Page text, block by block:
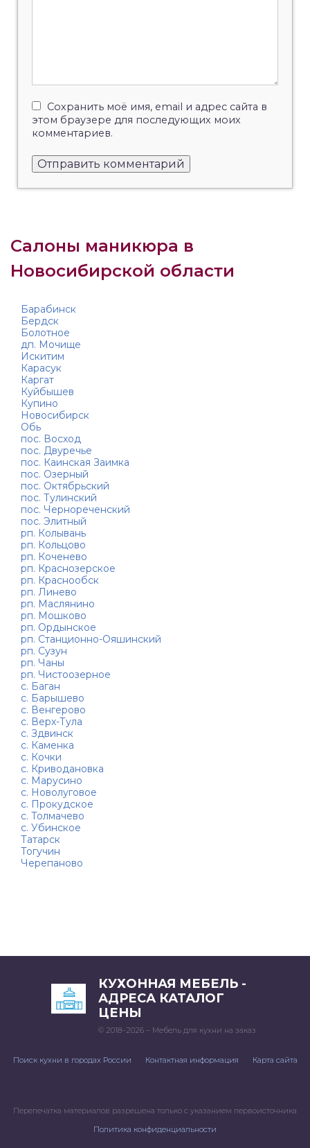
Сохранить моё имя, email и адрес сайта в
этом браузере для последующих моих
комментариев.
Салоны маникюра в
Новосибирской области
Барабинск
Бердск
Болотное
дп. Мочище
Искитим
Карасук
Каргат
Куйбышев
Купино
Новосибирск
Обь
пос. Восход
пос. Двуречье
пос. Каинская Заимка
пос. Озерный
пос. Октябрьский
пос. Тулинский
пос. Чернореченский
пос. Элитный
рп. Колывань
рп. Кольцово
рп. Коченево
рп. Краснозерское
рп. Краснообск
рп. Линево
рп. Маслянино
рп. Мошково
рп. Ордынское
рп. Станционно-Ояшинский
рп. Сузун
рп. Чаны
рп. Чистоозерное
с. Баган
с. Барышево
с. Венгерово
с. Верх-Тула
с. Здвинск
с. Каменка
с. Кочки
с. Криводановка
с. Марусино
с. Новолуговое
с. Прокудское
с. Толмачево
с. Убинское
Татарск
Тогучин
Черепаново
КУХОННАЯ МЕБЕЛЬ -
АДРЕСА КАТАЛОГ
ЦЕНЫ
© 2018–2026 – Мебель для кухни на заказ
Поиск кухни в городах России Контактная информация Карта сайта
Перепечатка материалов разрешена только с указанием первоисточника
Политика конфиденциальности